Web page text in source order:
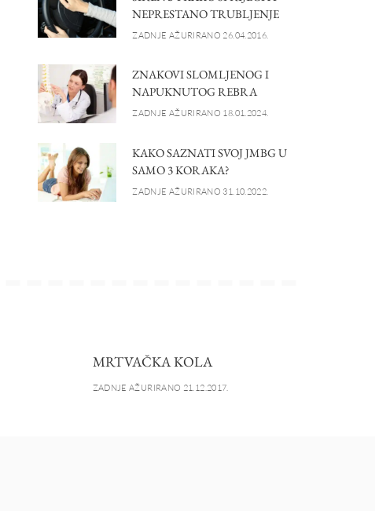
NEPRESTANO TRUBLJENJE
ZADNJE AŽURIRANO 26.04.2016.
ZNAKOVI SLOMLJENOG I
NAPUKNUTOG REBRA
ZADNJE AŽURIRANO 18.01.2024.
KAKO SAZNATI SVOJ JMBG U
SAMO 3 KORAKA?
ZADNJE AŽURIRANO 31.10.2022.
MRTVAČKA KOLA
ZADNJE AŽURIRANO 21.12.2017.